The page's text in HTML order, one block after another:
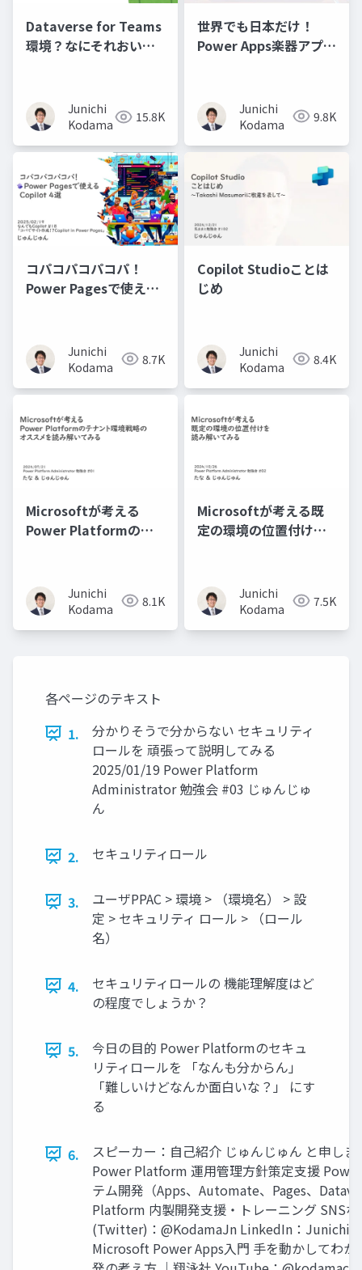
Dataverse for Teams
環境？なにそれおいし
Junichi
Kodama
15.8K
世界でも日本だけ！
Power Apps楽器アプリ
Junichi
Kodama
9.8K
コパコパコパコパ！
Power Pagesで使える
Junichi
Kodama
8.7K
Copilot Studioことは
じめ
Junichi
Kodama
8.4K
Microsoftが考える
Power Platformのテ
Junichi
Kodama
8.1K
Microsoftが考える既
定の環境の位置付けを
Junichi
Kodama
7.5K
各ページのテキスト
1.
分かりそうで分からない セキュリティ
ロールを 頑張って説明してみる
2025/01/19 Power Platform
Administrator 勉強会 #03 じゅんじゅ
ん
2. セキュリティロール
3.
ユーザPPAC > 環境 > （環境名） > 設
定 > セキュリティ ロール > （ロール
名）
4.
セキュリティロールの 機能理解度はど
の程度でしょうか？
5.
今日の目的 Power Platformのセキュ
リティロールを 「なんも分からん」
「難しいけどなんか面白いな？」 にす
る
6.
スピーカー：自己紹介 じゅんじゅん と申しま
Power Platform 運用管理方針策定支援
テム開発（Apps、Automate、Pages、
Platform 内製開発支援・トレーニング SNSな
(Twitter)：@KodamaJn LinkedIn：Junichi-
Microsoft Power Apps入門 手を動かしてわか